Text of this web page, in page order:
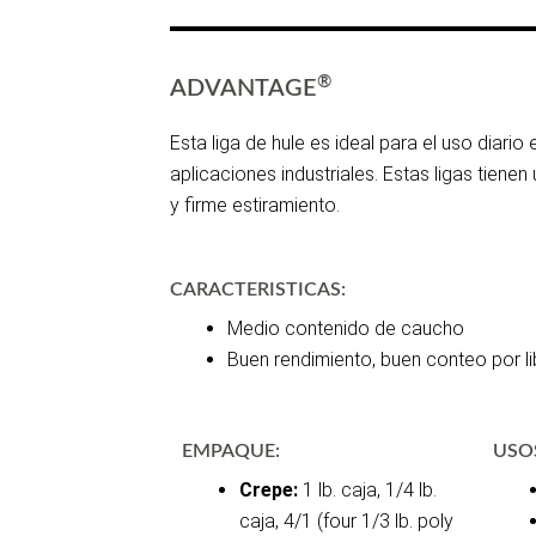
ADVANTAGE®
Esta liga de hule es ideal para el uso diario
aplicaciones industriales. Estas ligas
y firme estiramiento.
CARACTERISTICAS:
Medio contenido de caucho
Buen rendimiento, buen conteo por
EMPAQUE:
Crepe: 1 lb. caja, 1/4 lb.
caja, 4/1 (four 1/3 lb. poly